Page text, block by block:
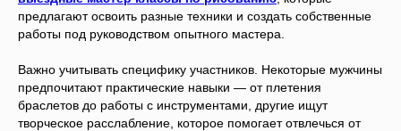
предлагают освоить разные техники и создать собственные
работы под руководством опытного мастера.
Важно учитывать специфику участников. Некоторые мужчины
предпочитают практические навыки — от плетения
браслетов до работы с инструментами, другие ищут
творческое расслабление, которое помогает отвлечься от